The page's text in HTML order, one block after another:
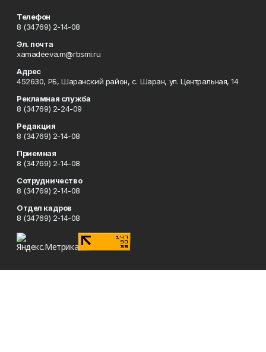
Телефон
8 (34769) 2-14-08
Эл. почта
xamadeeva.m@rbsmi.ru
Адрес
452630, РБ, Шаранский район, с. Шаран, ул. Центральная, 14
Рекламная служба
8 (34769) 2-24-09
Редакция
8 (34769) 2-14-08
Приемная
8 (34769) 2-14-08
Сотрудничество
8 (34769) 2-14-08
Отдел кадров
8 (34769) 2-14-08